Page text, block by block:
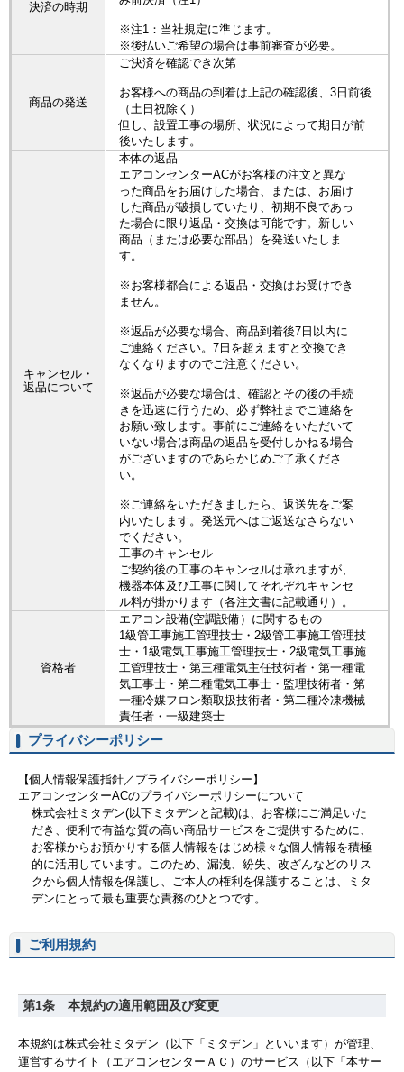
決済の時期
※注1：当社規定に準じます。
※後払いご希望の場合は事前審査が必要。
商品の発送
ご決済を確認でき次第
お客様への商品の到着は上記の確認後、3日前後
（土日祝除く）
但し、設置工事の場所、状況によって期日が前
後いたします。
キャンセル・
返品について
本体の返品
エアコンセンターACがお客様の注文と異な
った商品をお届けした場合、または、お届け
した商品が破損していたり、初期不良であっ
た場合に限り返品・交換は可能です。新しい
商品（または必要な部品）を発送いたしま
す。
※お客様都合による返品・交換はお受けでき
ません。
※返品が必要な場合、商品到着後7日以内に
ご連絡ください。7日を超えますと交換でき
なくなりますのでご注意ください。
※返品が必要な場合は、確認とその後の手続
きを迅速に行うため、必ず弊社までご連絡を
お願い致します。事前にご連絡をいただいて
いない場合は商品の返品を受付しかねる場合
がございますのであらかじめご了承くださ
い。
※ご連絡をいただきましたら、返送先をご案
内いたします。発送元へはご返送なさらない
でください。
工事のキャンセル
ご契約後の工事のキャンセルは承れますが、
機器本体及び工事に関してそれぞれキャンセ
ル料が掛かります（各注文書に記載通り）。
資格者
エアコン設備(空調設備）に関するもの
1級管工事施工管理技士・2級管工事施工管理技
士・1級電気工事施工管理技士・2級電気工事施
工管理技士・第三種電気主任技術者・第一種電
気工事士・第二種電気工事士・監理技術者・第
一種冷媒フロン類取扱技術者・第二種冷凍機械
責任者・一級建築士
プライバシーポリシー
ご利用規約